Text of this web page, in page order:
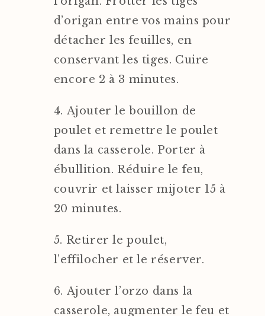
d’origan entre vos mains pour
détacher les feuilles, en
conservant les tiges. Cuire
encore 2 à 3 minutes.
Ajouter le bouillon de
poulet et remettre le poulet
dans la casserole. Porter à
ébullition. Réduire le feu,
couvrir et laisser mijoter 15 à
20 minutes.
Retirer le poulet,
l’effilocher et le réserver.
Ajouter l’orzo dans la
casserole, augmenter le feu et